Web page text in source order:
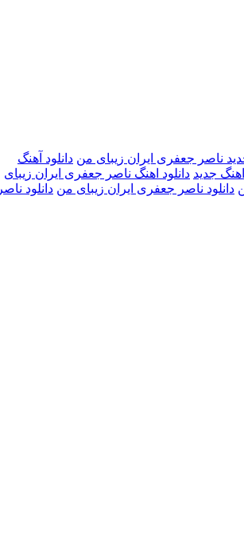
ناصر جعفری ایران زیبای من دانلود آهنگ
اهنگ جدید دانلود اهنگ ناصر جعفری ایران زیبای
دانلود ناصر جعفری ایران زیبای من دانلود ناصر